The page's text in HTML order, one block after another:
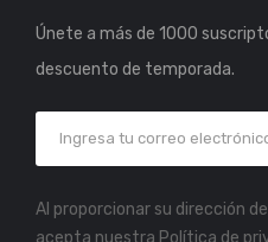
Únete a más de 1000
descuento de temporada.
Al proporcionar su dirección
acepta nuestra Política de